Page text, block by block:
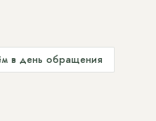
в день обращения